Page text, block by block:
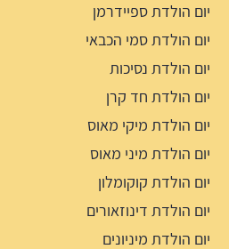
יום הולדת ספיידרמן
יום הולדת סמי הכבאי
יום הולדת נסיכות
יום הולדת חד קרן
יום הולדת מיקי מאוס
יום הולדת מיני מאוס
יום הולדת קוקומלון
יום הולדת דינוזאורים
יום הולדת מיניונים